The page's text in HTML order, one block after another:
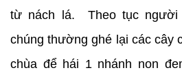
từ nách lá. Theo tục người
chúng thường ghé lại các cây
chùa để hái 1 nhánh non